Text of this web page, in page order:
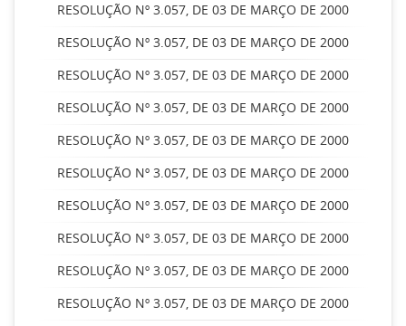
RESOLUÇÃO Nº 3.057, DE 03 DE MARÇO DE 2000
RESOLUÇÃO Nº 3.057, DE 03 DE MARÇO DE 2000
RESOLUÇÃO Nº 3.057, DE 03 DE MARÇO DE 2000
RESOLUÇÃO Nº 3.057, DE 03 DE MARÇO DE 2000
RESOLUÇÃO Nº 3.057, DE 03 DE MARÇO DE 2000
RESOLUÇÃO Nº 3.057, DE 03 DE MARÇO DE 2000
RESOLUÇÃO Nº 3.057, DE 03 DE MARÇO DE 2000
RESOLUÇÃO Nº 3.057, DE 03 DE MARÇO DE 2000
RESOLUÇÃO Nº 3.057, DE 03 DE MARÇO DE 2000
RESOLUÇÃO Nº 3.057, DE 03 DE MARÇO DE 2000